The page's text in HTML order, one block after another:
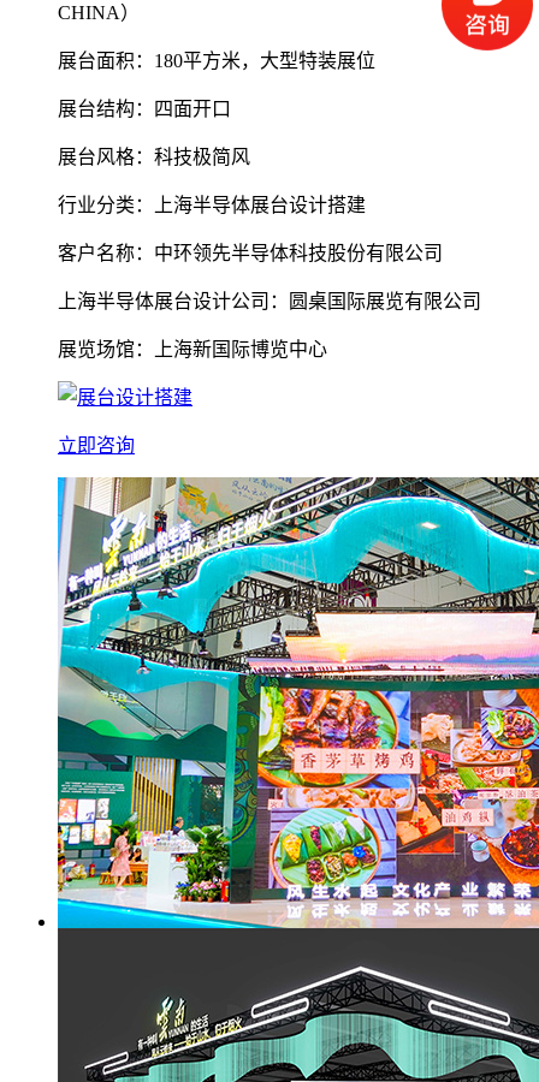
CHINA）
展台面积：180平方米，大型特装展位
展台结构：四面开口
展台风格：科技极简风
行业分类：上海半导体展台设计搭建
客户名称：中环领先半导体科技股份有限公司
上海半导体展台设计公司：圆桌国际展览有限公司
展览场馆：上海新国际博览中心
立即咨询